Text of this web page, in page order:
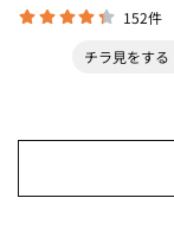
152件
チラ見をする